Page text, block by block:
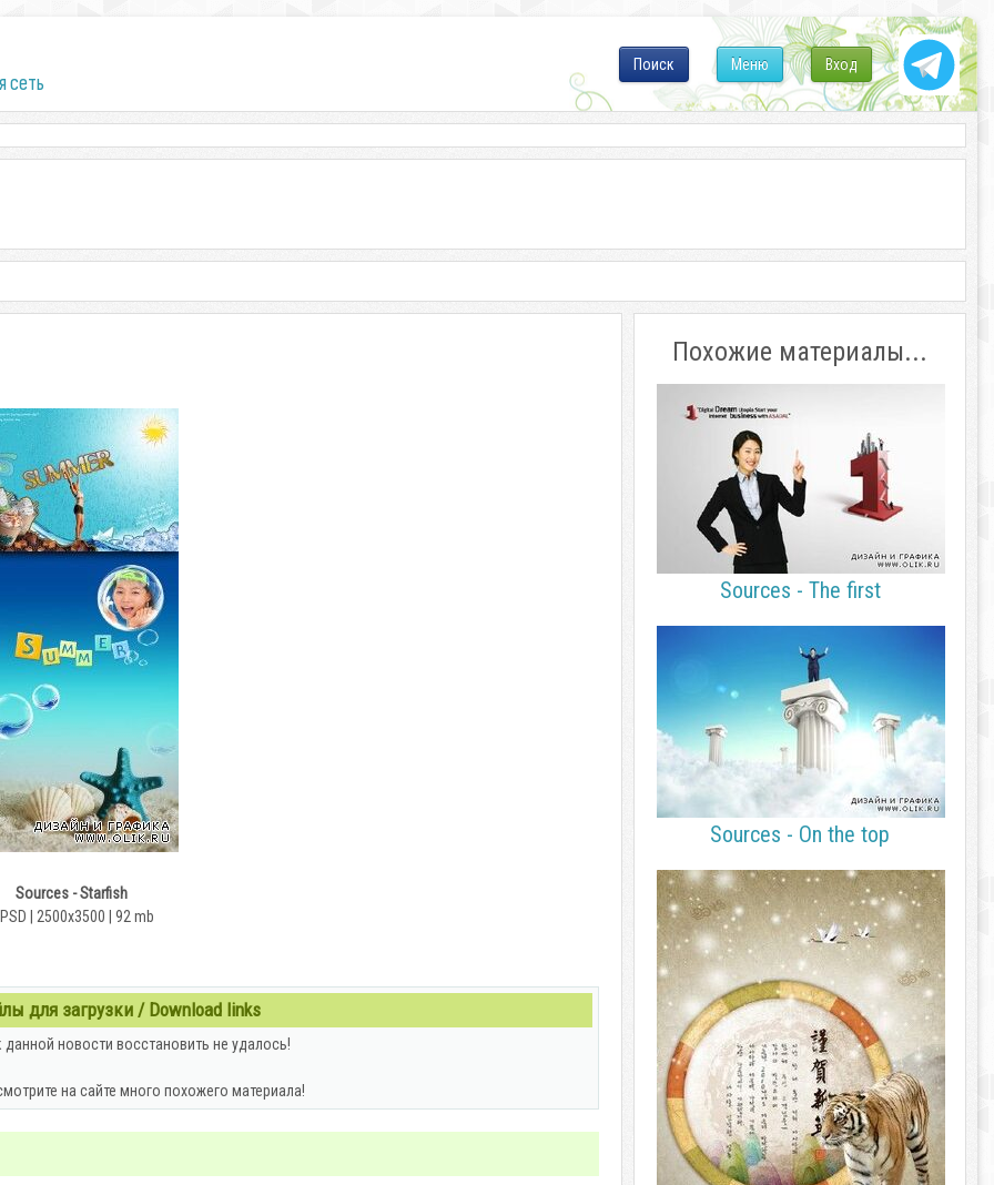
сеть
Вход
Меню
Поиск
Sources - Starfish
| 2500x3500 | 92 mb
для загрузки / Download links
новости восстановить не удалось!
на сайте много похожего материала!
Похожие материалы...
Sources - The first
Sources - On the top